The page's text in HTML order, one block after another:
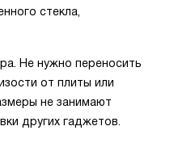
стекла,
Не нужно переносить
от плиты или
не занимают
других гаджетов.